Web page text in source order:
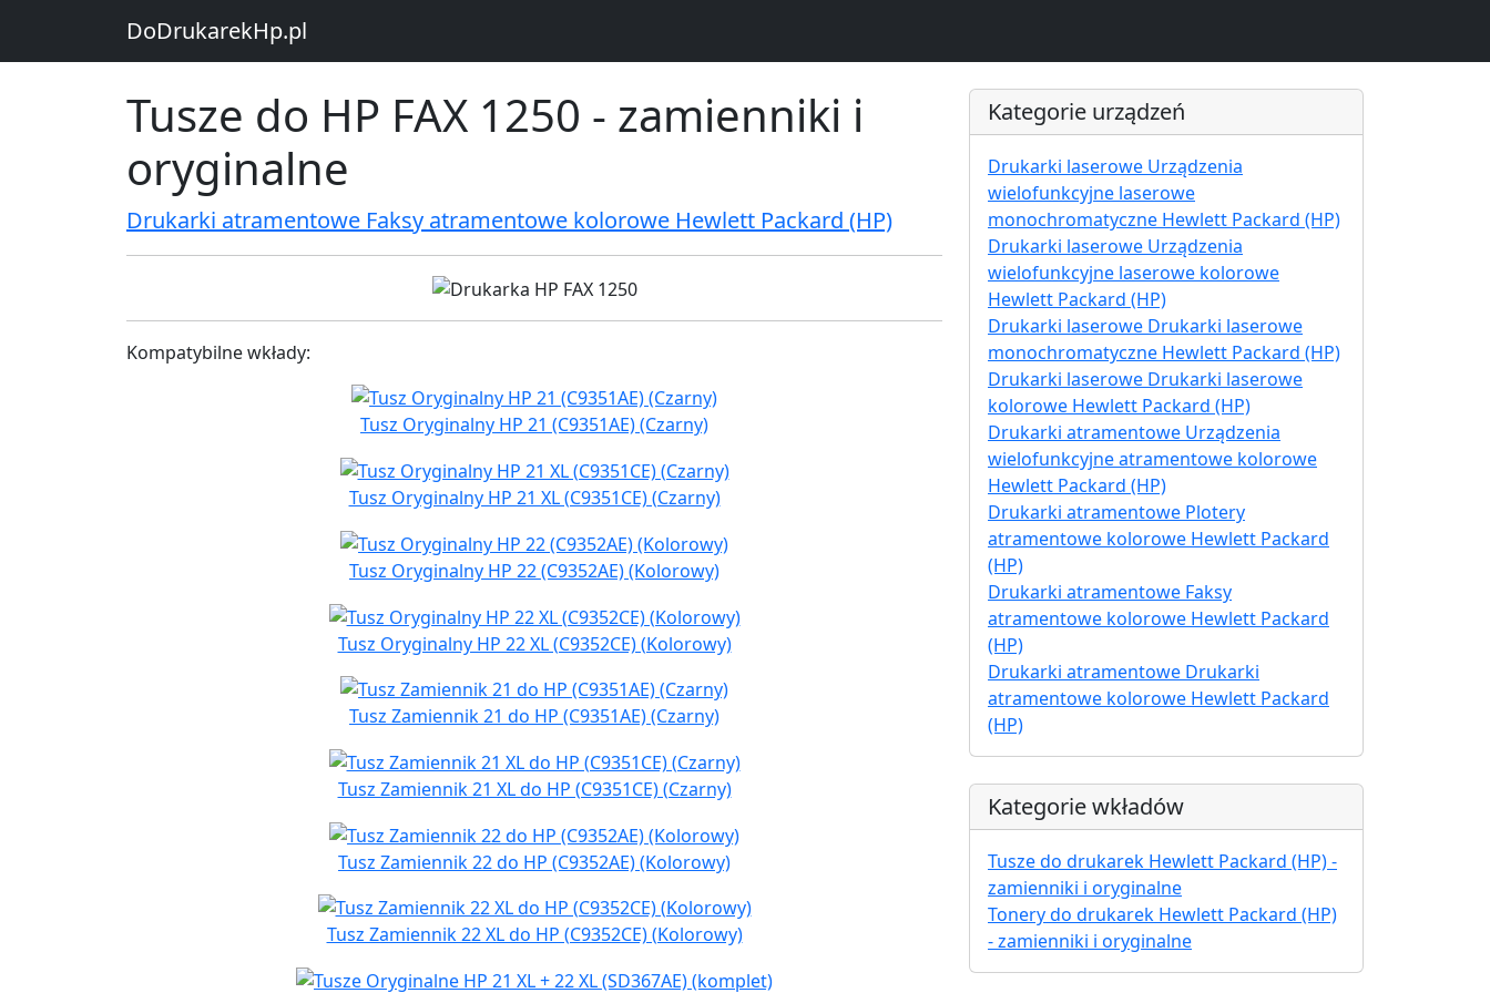
DoDrukarekHp.pl
Tusze do HP FAX 1250 - zamienniki i
oryginalne
Drukarki atramentowe Faksy atramentowe kolorowe Hewlett Packard (HP)
Kompatybilne wkłady:
Tusz Oryginalny HP 21 (C9351AE) (Czarny)
Tusz Oryginalny HP 21 XL (C9351CE) (Czarny)
Tusz Oryginalny HP 22 (C9352AE) (Kolorowy)
Tusz Oryginalny HP 22 XL (C9352CE) (Kolorowy)
Tusz Zamiennik 21 do HP (C9351AE) (Czarny)
Tusz Zamiennik 21 XL do HP (C9351CE) (Czarny)
Tusz Zamiennik 22 do HP (C9352AE) (Kolorowy)
Tusz Zamiennik 22 XL do HP (C9352CE) (Kolorowy)
Kategorie urządzeń
Drukarki laserowe Urządzenia
wielofunkcyjne laserowe
monochromatyczne Hewlett Packard (HP)
Drukarki laserowe Urządzenia
wielofunkcyjne laserowe kolorowe
Hewlett Packard (HP)
Drukarki laserowe Drukarki laserowe
monochromatyczne Hewlett Packard (HP)
Drukarki laserowe Drukarki laserowe
kolorowe Hewlett Packard (HP)
Drukarki atramentowe Urządzenia
wielofunkcyjne atramentowe kolorowe
Hewlett Packard (HP)
Drukarki atramentowe Plotery
atramentowe kolorowe Hewlett Packard
(HP)
Drukarki atramentowe Faksy
atramentowe kolorowe Hewlett Packard
(HP)
Drukarki atramentowe Drukarki
atramentowe kolorowe Hewlett Packard
(HP)
Kategorie wkładów
Tusze do drukarek Hewlett Packard (HP) -
zamienniki i oryginalne
Tonery do drukarek Hewlett Packard (HP)
- zamienniki i oryginalne